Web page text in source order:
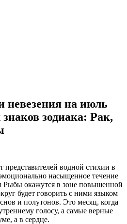
невезения на июль
зодиака: Рак,
представителей водной стихии в
насыщенное течение
Рыбы окажутся в зоне повышенной
будет говорить с ними языком
и полутонов. Это месяц, когда
голосу, а самые верные
а в сердце.